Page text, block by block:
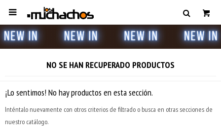

NO SE HAN RECUPERADO PRODUCTOS
¡Lo sentimos! No hay productos en esta sección.
Inténtalo nuevamente con otros criterios de filtrado o busca en otras secciones de
nuestro catálogo.